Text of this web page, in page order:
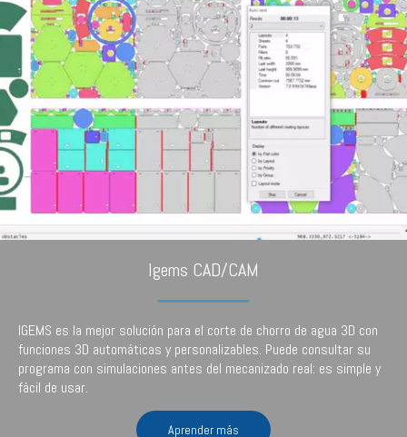
Igems CAD/CAM
IGEMS es la mejor solución para el corte de chorro de agua 3D con
funciones 3D automáticas y personalizables. Puede consultar su
programa con simulaciones antes del mecanizado real: es simple y
fácil de usar.
Aprender más